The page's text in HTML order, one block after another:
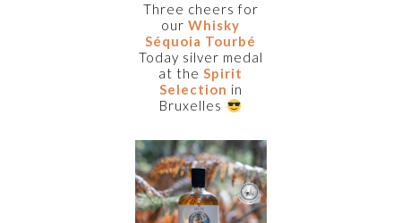
Three cheers for
our Whisky
Séquoia Tourbé
Today silver medal
at the Spirit
Selection in
Bruxelles